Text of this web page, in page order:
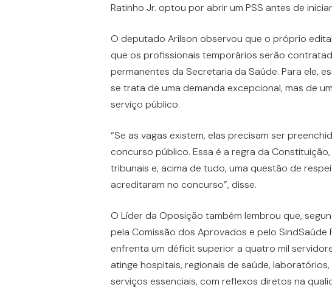
Ratinho Jr. optou por abrir um PSS antes de
O deputado Arilson observou que o próprio
que os profissionais temporários serão
permanentes da Secretaria da Saúde. Para ele,
se trata de uma demanda excepcional, mas de
serviço público.
“Se as vagas existem, elas precisam ser
concurso público. Essa é a regra da
tribunais e, acima de tudo, uma questão de
acreditaram no concurso”, disse.
O Líder da Oposição também lembrou que,
pela Comissão dos Aprovados e pelo SindSaúde
enfrenta um déficit superior a quatro mil
atinge hospitais, regionais de saúde,
serviços essenciais, com reflexos diretos na